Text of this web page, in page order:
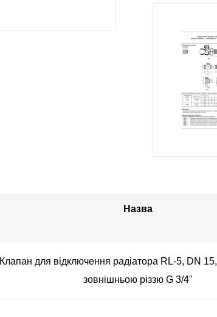
Назва
Клапан для відключення радіатора RL-5, DN 15,
зовнішньою різзю G 3/4"